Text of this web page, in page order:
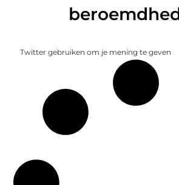
Twitter gebruiken om je mening te geven